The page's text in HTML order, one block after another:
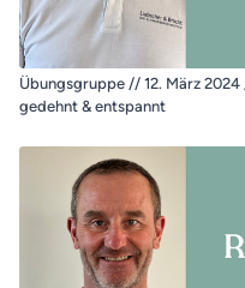
Übungsgruppe // 12. März
gedehnt & entspannt